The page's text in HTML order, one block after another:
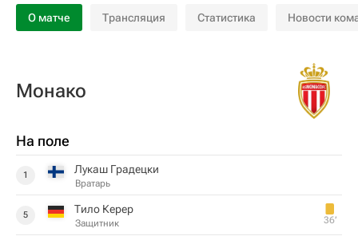
О матче Трансляция Статистика Новости
Монако
На поле
1 Лукаш Градецки
Вратарь
5 Тило Керер
Защитник 36‎’‎